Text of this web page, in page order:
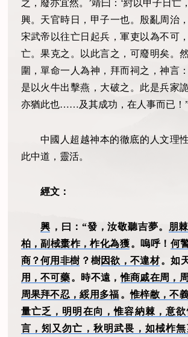
之，廢亦宜然。’靖曰：‘紂以甲子日亡
興。天官時日，甲子一也。殷亂周治
宋武帝以往亡日起兵，軍吏以為不可
亡。果克之。以此言之，可廢明矣。
圍，單命一人為神，拜而祠之，神言
是以火牛出擊燕，大破之。此是兵家
亦猶此也……及其成功，在人事而已！
中國人超越神本的徹底的人文理
此中道，靈活。
經文：
興 ，曰：“發，汝敬聽吉夢。
朋
柏，副棫㯱柞，柞化為獲。嗚呼！ 何
商？何用非樹 ？樹因欲，不違材。如
用，不可藥。時不遠，惟商戚在周，
周果拜不忍，綏用多福 。惟梓敝，不
量亡乏，明明在向，惟容納棘，意
言，矧又勿亡，秋明武畏，如棫柞無